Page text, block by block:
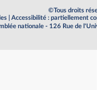
©Tous droits
Accessibilité : partiellement
nationale - 126 Rue de